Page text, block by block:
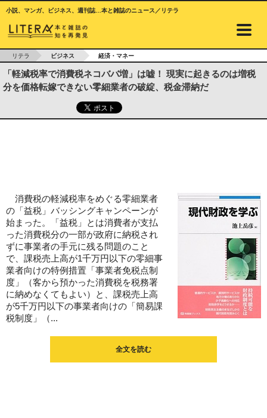
小説、マンガ、ビジネス、週刊誌…本と雑誌のニュース／リテラ
リテラ ビジネス 経済・マネー
「軽減税率で消費税ネコババ増」は嘘！ 現実に起きるのは増税
分を価格転嫁できない零細業者の破綻、税金滞納だ
消費税の軽減税率をめぐる零細業者
の「益税」バッシングキャンペーンが
始まった。「益税」とは消費者が支払
った消費税分の一部が政府に納税され
ずに事業者の手元に残る問題のこと
で、課税売上高が1千万円以下の零細事
業者向けの特例措置「事業者免税点制
度」（客から預かった消費税を税務署
に納めなくてもよい）と、課税売上高
が5千万円以下の事業者向けの「簡易課
税制度」（...
全文を読む